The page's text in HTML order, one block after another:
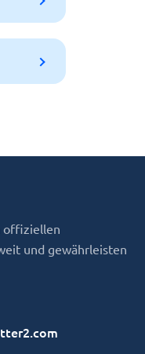
offiziellen
und gewährleisten